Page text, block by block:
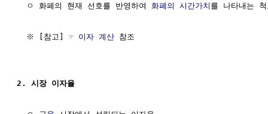
  ㅇ 화폐의 현재 선호를 반영하여
화폐의 시간가치 를 나타내는 척
  ※ [참고] ☞
이자 계산 참조
2. 시장 이자율